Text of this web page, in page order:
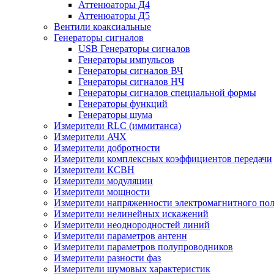
Аттенюаторы Д4
Аттенюаторы Д5
Вентили коаксиальные
Генераторы сигналов
USB Генераторы сигналов
Генераторы импульсов
Генераторы сигналов ВЧ
Генераторы сигналов НЧ
Генераторы сигналов специальной формы
Генераторы функций
Генераторы шума
Измерители RLC (иммитанса)
Измерители АЧХ
Измерители добротности
Измерители комплексных коэффициентов передачи
Измерители КСВН
Измерители модуляции
Измерители мощности
Измерители напряженности электромагнитного
Измерители нелинейных искажений
Измерители неоднородностей линий
Измерители параметров антенн
Измерители параметров полупроводников
Измерители разности фаз
Измерители шумовых характеристик